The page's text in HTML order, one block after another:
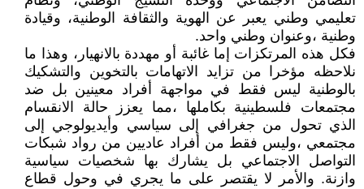
تعليمي وطني يعبر عن الهوية والثقافة الوطنية، وقيادة
وطنية ،وعنوان وطني واحد.
فكل هذه المرتكزات إما غائبة أو مهددة بالانهيار، وهذا ما
نلاحظه مؤخرا من تزايد الاتهامات بالتخوين والتشكيك
بالوطنية ليس فقط في مواجهة أفراد معينين بل ضد
مجتمعات فلسطينية بكاملها ،مما يعزز حالة الانقسام
الذي تحول من جغرافي إلى سياسي وأيديولوجي إلى
مجتمعي ،وليس فقط من أفراد عاديين من رواد شبكات
التواصل الاجتماعي بل يشارك بها شخصيات سياسية
وازنة. والأمر لا يقتصر على ما يجري في وحول قطاع